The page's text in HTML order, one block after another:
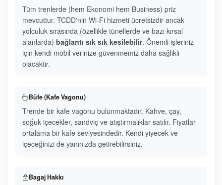
Tüm trenlerde (hem Ekonomi hem Business) priz
mevcuttur. TCDD'nin Wi-Fi hizmeti ücretsizdir ancak
yolculuk sırasında (özellikle tünellerde ve bazı kırsal
alanlarda) bağlantı sık sık kesilebilir. Önemli işleriniz
için kendi mobil verinize güvenmemiz daha sağlıklı
olacaktır.
Büfe (Kafe Vagonu)
Trende bir kafe vagonu bulunmaktadır. Kahve, çay,
soğuk içecekler, sandviç ve atıştırmalıklar satılır. Fiyatlar
ortalama bir kafe seviyesindedir. Kendi yiyecek ve
içeceğinizi de yanınızda getirebilirsiniz.
Bagaj Hakkı